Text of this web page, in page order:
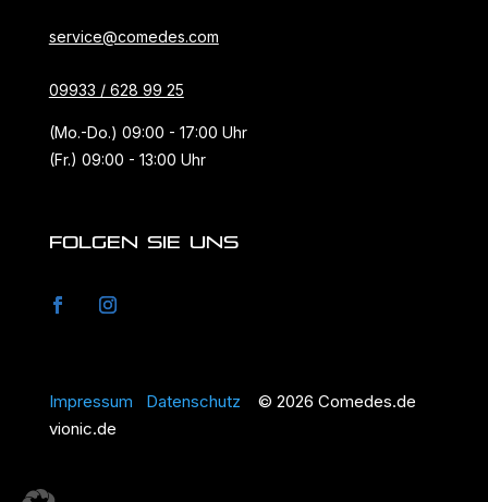
service@comedes.com
09933 / 628 99 25
(Mo.-Do.) 09:00 - 17:00 Uhr
(Fr.) 09:00 - 13:00 Uhr
FOLGEN SIE UNS
Impressum Datenschutz © 2026 Comedes.de
vionic.de